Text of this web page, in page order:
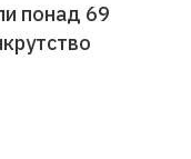
понад 69